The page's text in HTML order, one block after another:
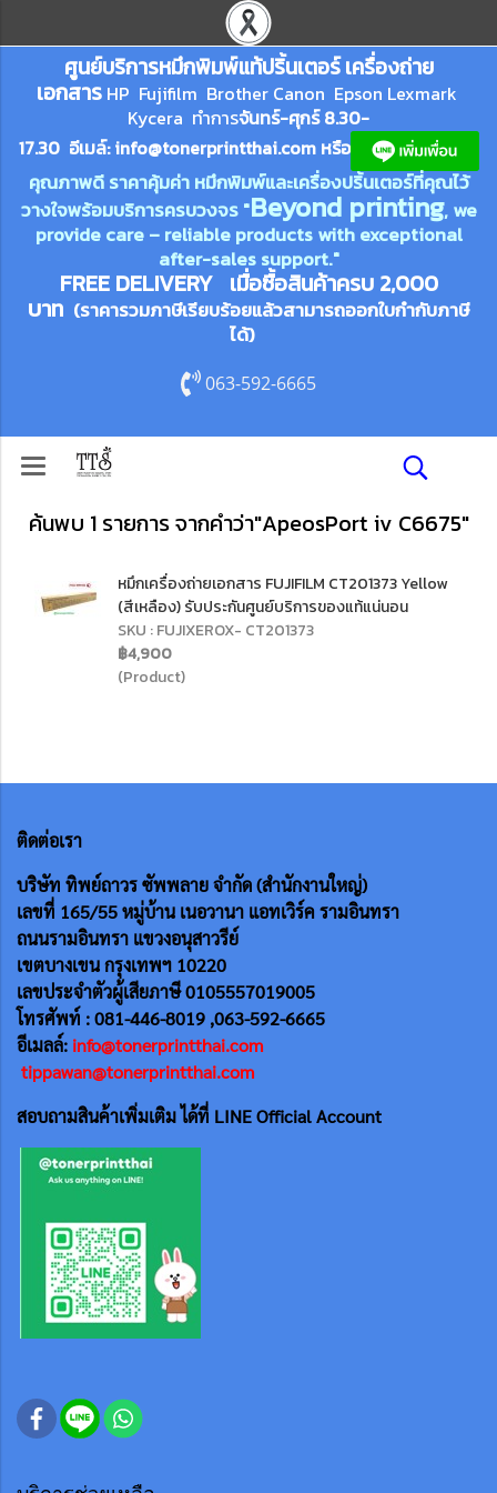
ศูนย์บริการหมึกพิมพ์แท้ปริ้นเตอร์ เครื่องถ่าย
เอกสาร HP Fujifilm Brother Canon Epson Lexmark
Kycera ทำการจันทร์-ศุกร์ 8.30-
17.30 อีเมล์:info@tonerprintthai.com หรือ
คุณภาพดี ราคาคุ้มค่า หมึกพิมพ์และเครื่องปริ้นเตอร์ที่คุณไว้
วางใจพร้อมบริการครบวงจร "Beyond printing, we
provide care – reliable products with exceptional
after-sales support."
FREE DELIVERY เมื่อซื้อสินค้าครบ 2,000
บาท (ราคารวมภาษีเรียบร้อยแล้วสามารถออกใบกำกับภาษี
ได้)
063-592-6665
ค้นพบ 1 รายการ จากคำว่า"ApeosPort iv C6675"
หมึกเครื่องถ่ายเอกสาร FUJIFILM CT201373 Yellow
(สีเหลือง) รับประกันศูนย์บริการของแท้แน่นอน
SKU : FUJIXEROX- CT201373
฿4,900
(Product)
ติดต่อเรา
บริษัท ทิพย์ถาวร ซัพพลาย จำกัด (สำนักงานใหญ่)
เลขที่ 165/55หมู่บ้าน เนอวานา แอทเวิร์ค รามอินทรา
ถนนรามอินทรา แขวงอนุสาวรีย์
เขตบางเขน กรุงเทพฯ 10220
เลขประจำตัวผู้เสียภาษี 0105557019005
โทรศัพท์ : 081-446-8019 ,063-592-6665
อีเมลล์: info@tonerprintthai.com
tippawan@tonerprintthai.com
สอบถามสินค้าเพิ่มเติม ได้ที่ LINE Official Account